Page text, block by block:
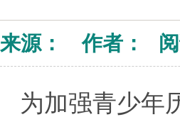
来源： 作者： 阅
为加强青少年